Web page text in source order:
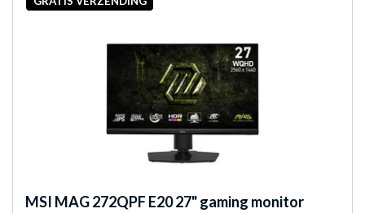
MSI MAG 272QPF E20 27" gaming monitor